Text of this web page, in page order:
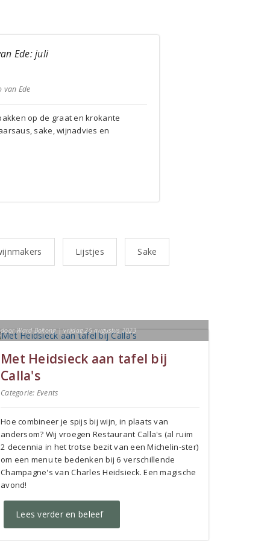
Ede: juli
van Ede
op de graat en krokante
sake, wijnadvies en
Lijstjes Sake
door Ward Boltong | vrijdag 25 augustus 2023
Met Heidsieck aan tafel bij
Calla's
Categorie: Events
Hoe combineer je spijs bij wijn, in plaats van
andersom? Wij vroegen Restaurant Calla's (al ruim
2 decennia in het trotse bezit van een Michelin-ster)
om een menu te bedenken bij 6 verschillende
Champagne's van Charles Heidsieck. Een magische
avond!
Lees verder en beleef